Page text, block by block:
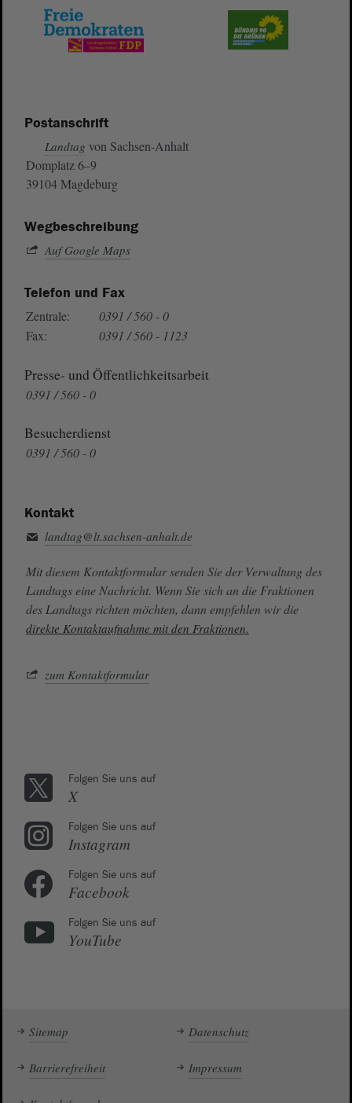
Postanschrift
Landtag von Sachsen-Anhalt
Domplatz 6–9
39104 Magdeburg
Wegbeschreibung
Auf Google Maps
Telefon und Fax
Zentrale:
0391 / 560 - 0
Fax:
0391 / 560 - 1123
Presse- und Öffentlichkeitsarbeit
0391 / 560 - 0
Besucherdienst
0391 / 560 - 0
Kontakt
landtag@lt.sachsen-anhalt.de
Mit diesem Kontaktformular senden Sie der Verwaltung des
Landtags eine Nachricht. Wenn Sie sich an die Fraktionen
des Landtags richten möchten, dann empfehlen wir die
direkte Kontaktaufnahme mit den Fraktionen.
zum Kontaktformular
Folgen Sie uns auf
X
Folgen Sie uns auf
Instagram
Folgen Sie uns auf
Facebook
Folgen Sie uns auf
YouTube
Sitemap Datenschutz
Barrierefreiheit Impressum